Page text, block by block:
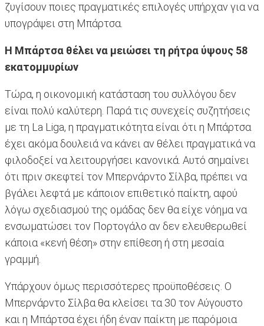
ζυγίσουν ποιες πραγματικές επιλογές υπήρχαν για να
υπογράψει στη Μπάρτσα.
Η Μπάρτσα θέλει να μειώσει τη ρήτρα ύψους 58
εκατομμυρίων
Τώρα, η οικονομική κατάσταση του συλλόγου δεν
είναι πολύ καλύτερη. Παρά τις συνεχείς συζητήσεις
με τη La Liga, η πραγματικότητα είναι ότι η Μπάρτσα
έχει ακόμα δουλειά να κάνει αν θέλει πραγματικά να
φιλοδοξεί να λειτουργήσει κανονικά. Αυτό σημαίνει
ότι πριν σκεφτεί τον Μπερνάρντο Σίλβα, πρέπει να
βγάλει λεφτά με κάποιον επιθετικό παίκτη, αφού
λόγω σχεδιασμού της ομάδας δεν θα είχε νόημα να
ενσωματώσει τον Πορτογάλο αν δεν ελευθερωθεί
κάποια «κενή θέση» στην επίθεση ή στη μεσαία
γραμμή.
Υπάρχουν όμως περισσότερες προϋποθέσεις. Ο
Μπερνάρντο Σίλβα θα κλείσει τα 30 τον Αύγουστο
και η Μπάρτσα έχει ήδη έναν παίκτη με παρόμοια